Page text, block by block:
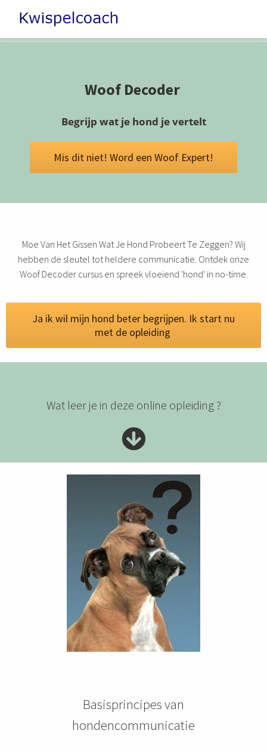
Woof Decoder
Begrijp wat je hond je vertelt
Mis dit niet! Word een Woof Expert!
Moe Van Het Gissen Wat Je Hond Probeert Te Zeggen? Wij
hebben de sleutel tot heldere communicatie. Ontdek onze
Woof Decoder cursus en spreek vloeiend 'hond' in no-time.
Ja ik wil mijn hond beter begrijpen. Ik start nu
met de opleiding
Wat leer je in deze online opleiding ?
Basisprincipes van
hondencommunicatie